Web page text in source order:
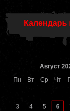
Календарь
Август
Пн
Вт Ср Чт
3
4 5 6